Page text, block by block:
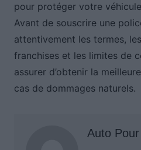
pour protéger votre
Avant de souscrire une
attentivement les termes,
franchises et les limites de
assurer d’obtenir la
cas de dommages naturels.
Auto